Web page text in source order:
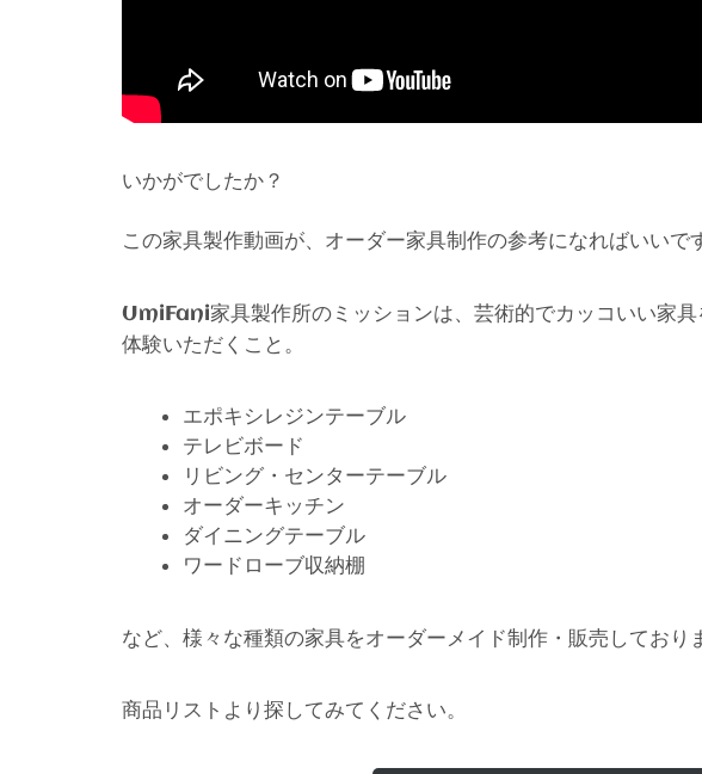
いかがでしたか？
この家具製作動画が、オーダー家具制作の参考になればいいで
UmiFani家具製作所のミッションは、芸術的でカッコいい家
体験いただくこと。
エポキシレジンテーブル
テレビボード
リビング・センターテーブル
オーダーキッチン
ダイニングテーブル
ワードローブ収納棚
など、様々な種類の家具をオーダーメイド制作・販売しており
商品リストより探してみてください。